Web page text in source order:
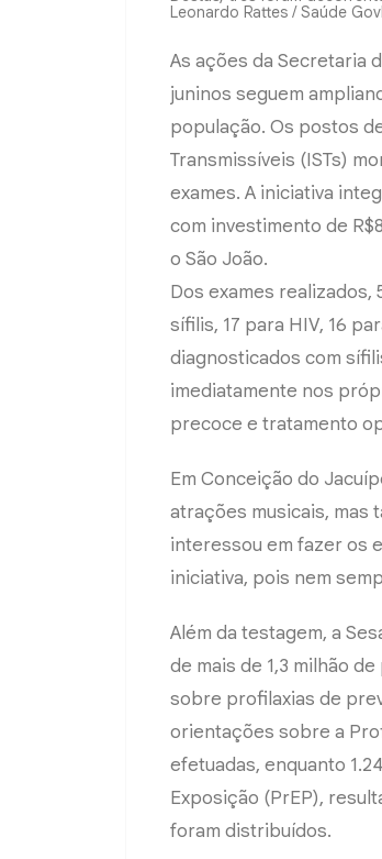
Leonardo Rattes / Saúde
As ações da Secretaria
juninos seguem
população. Os postos
Transmissíveis (ISTs)
exames. A iniciativa
com investimento de
o São João.
Dos exames
sífilis, 17 para HIV, 16
diagnosticados com
imediatamente nos
precoce e tratamento
Em Conceição do
atrações musicais, mas
interessou em fazer os
iniciativa, pois nem
Além da testagem, a
de mais de 1,3 milhão
sobre profilaxias de
orientações sobre a
efetuadas, enquanto
Exposição (PrEP),
foram distribuídos.